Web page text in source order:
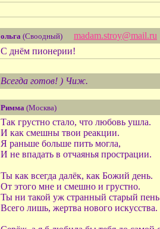
ольга (Своодный)
madam.stroy@mail.ru
С днём пионерии!
Всегда готов! ) Чиж.
Римма (Москва)
Так грустно стало, что любовь ушла.
И как смешны твои реакции.
Я раньше больше пить могла,
И не впадать в отчаянья прострации.
Ты как всегда далёк, как Божий день.
От этого мне и смешно и грустно.
Ты ни такой уж странный старый
Всего лишь, жертва нового искусства.